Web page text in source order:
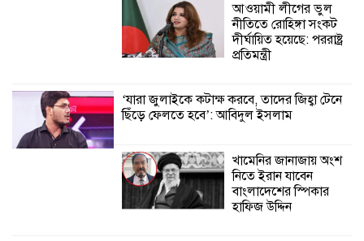
আওয়ামী লীগের ভুল
নীতিতে রোহিঙ্গা সংকট
দীর্ঘায়িত হয়েছে: পররাষ্ট্র
প্রতিমন্ত্রী
‘যারা জুলাইকে কটাক্ষ করবে, তাদের জিহ্বা টেনে
ছিঁড়ে ফেলতে হবে’: আবিদুল ইসলাম
খামেনির জানাজায় অংশ
নিতে ইরান যাবেন
বাংলাদেশের স্পিকার
হাফিজ উদ্দিন